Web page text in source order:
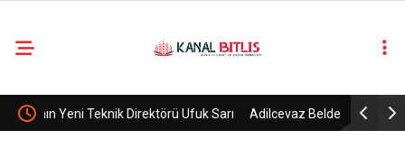
Sarı Adilcevaz Belde Belediyesi, Ak Parti’ye geçti. Terör